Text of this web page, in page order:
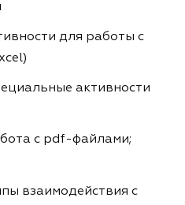
для работы с
активности
с pdf-файлами;
взаимодействия с